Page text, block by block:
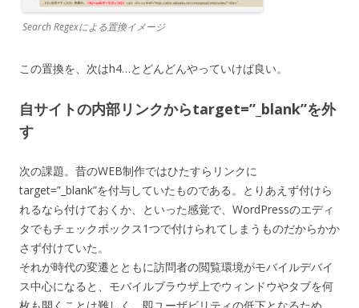
Search Regexによる置換イメージ
この置換を、次はh4…とどんどんやっていけば良い。
自サイトの内部リンクからtarget=”_blank”を外
す
次の課題。昔のWEB制作ではひたすらリンクに
target=”_blank”を付与していたものである。とりあえず付けら
れるなら付けておくか、といった感覚で、WordPressのエディ
タでもチェックボックス1つで付けられてしまうものだからかか
さず付けていた。
それが時代の変遷とともに訪問者の閲覧環境がモバイルデバイ
ス中心になると、モバイルブラウザ上でウィンドウやタブを何